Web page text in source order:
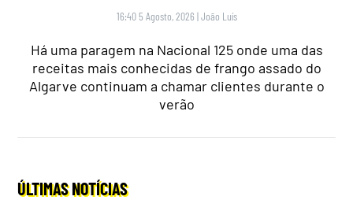
16:40 5 Agosto, 2026 |João Luís
Há uma paragem na Nacional 125 onde uma das
receitas mais conhecidas de frango assado do
Algarve continuam a chamar clientes durante o
verão
ÚLTIMAS NOTÍCIAS